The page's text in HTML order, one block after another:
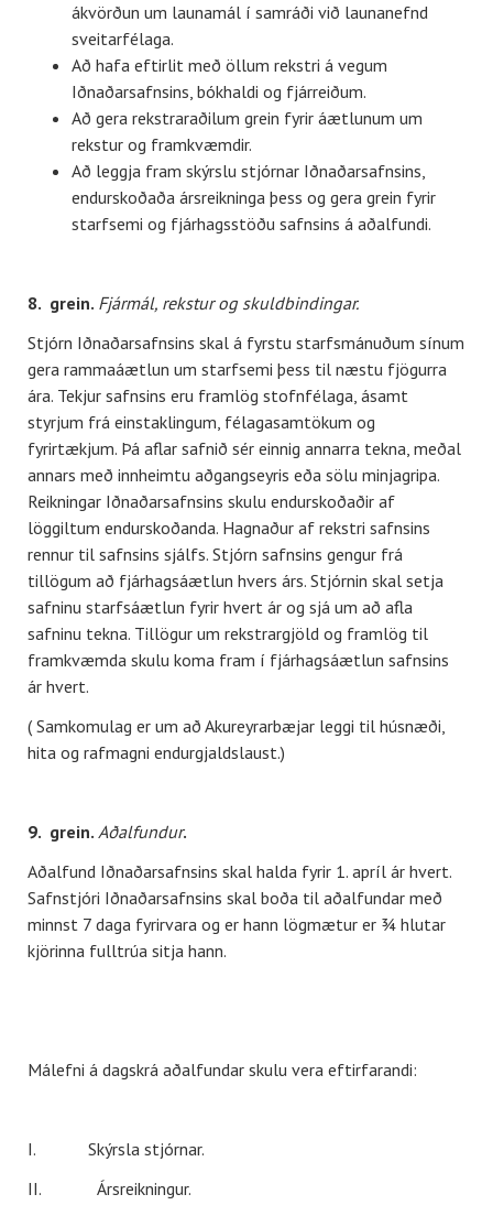
ákvörðun um launamál í samráði við launanefnd
sveitarfélaga.
Að hafa eftirlit með öllum rekstri á vegum
Iðnaðarsafnsins, bókhaldi og fjárreiðum.
Að gera rekstraraðilum grein fyrir áætlunum um
rekstur og framkvæmdir.
Að leggja fram skýrslu stjórnar Iðnaðarsafnsins,
endurskoðaða ársreikninga þess og gera grein fyrir
starfsemi og fjárhagsstöðu safnsins á aðalfundi.
8. grein. Fjármál, rekstur og skuldbindingar.
Stjórn Iðnaðarsafnsins skal á fyrstu starfsmánuðum sínum
gera rammaáætlun um starfsemi þess til næstu fjögurra
ára. Tekjur safnsins eru framlög stofnfélaga, ásamt
styrjum frá einstaklingum, félagasamtökum og
fyrirtækjum. Þá aflar safnið sér einnig annarra tekna, meðal
annars með innheimtu aðgangseyris eða sölu minjagripa.
Reikningar Iðnaðarsafnsins skulu endurskoðaðir af
löggiltum endurskoðanda. Hagnaður af rekstri safnsins
rennur til safnsins sjálfs. Stjórn safnsins gengur frá
tillögum að fjárhagsáætlun hvers árs. Stjórnin skal setja
safninu starfsáætlun fyrir hvert ár og sjá um að afla
safninu tekna. Tillögur um rekstrargjöld og framlög til
framkvæmda skulu koma fram í fjárhagsáætlun safnsins
ár hvert.
( Samkomulag er um að Akureyrarbæjar leggi til húsnæði,
hita og rafmagni endurgjaldslaust.)
9. grein. Aðalfundur.
Aðalfund Iðnaðarsafnsins skal halda fyrir 1. apríl ár hvert.
Safnstjóri Iðnaðarsafnsins skal boða til aðalfundar með
minnst 7 daga fyrirvara og er hann lögmætur er ¾ hlutar
kjörinna fulltrúa sitja hann.
Málefni á dagskrá aðalfundar skulu vera eftirfarandi:
I. Skýrsla stjórnar.
II. Ársreikningur.